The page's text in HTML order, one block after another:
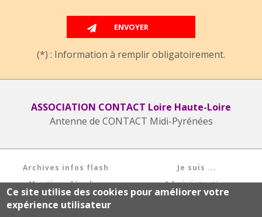
(*) : Information à remplir obligatoirement.
ASSOCIATION CONTACT Loire Haute-Loire
Antenne de CONTACT Midi-Pyrénées
Archives infos flash
Je suis ...
Mentions légales
Administration
Ce site utilise des cookies pour améliorer votre
expérience utilisateur